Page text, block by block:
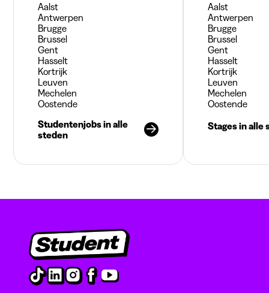
Aalst
Antwerpen
Brugge
Brussel
Gent
Hasselt
Kortrijk
Leuven
Mechelen
Oostende
Studentenjobs in alle
steden
Aalst
Antwerpen
Brugge
Brussel
Gent
Hasselt
Kortrijk
Leuven
Mechelen
Oostende
Stages in alle